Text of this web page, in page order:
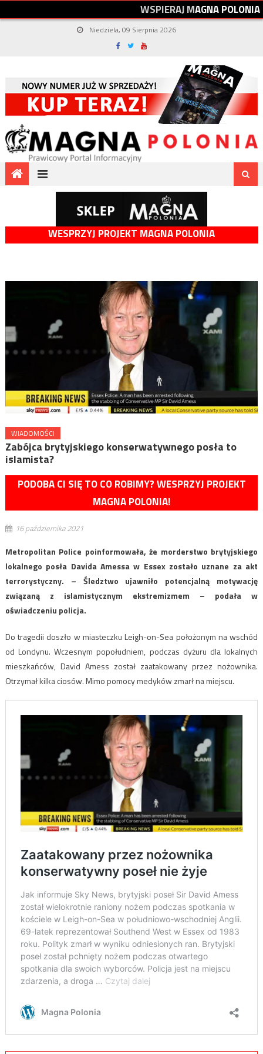
WSPIERAJMAGNAPOLONIA
Niedziela, 09 Sierpnia 2026
WESPRZYJ PROJEKT MAGNA POLONIA
WIADOMOŚCI
Zabójca brytyjskiego konserwatywnego posła to
islamista?
PODOBA CI SIĘ TO CO ROBIMY? WESPRZYJ PROJEKT
MAGNA POLONIA!
16 października 2021
Metropolitan Police poinformowała, że morderstwo brytyjskiego
lokalnego posła Davida Amessa w Essex zostało uznane za akt
terrorystyczny. – Śledztwo ujawniło potencjalną motywację
związaną z islamistycznym ekstremizmem – podała w
oświadczeniu policja.
Do tragedii doszło w miasteczku Leigh-on-Sea położonym na wschód
od Londynu. Wczesnym popołudniem, podczas dyżuru dla lokalnych
mieszkańców, David Amess został zaatakowany przez nożownika.
Otrzymał kilka ciosów. Mimo pomocy medyków zmarł na miejscu.